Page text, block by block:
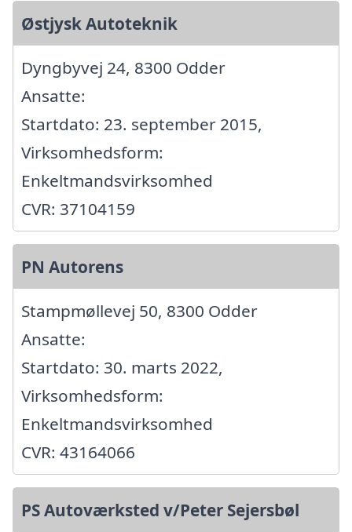
Østjysk Autoteknik
Dyngbyvej 24, 8300 Odder
Ansatte:
Startdato: 23. september 2015,
Virksomhedsform:
Enkeltmandsvirksomhed
CVR: 37104159
PN Autorens
Stampmøllevej 50, 8300 Odder
Ansatte:
Startdato: 30. marts 2022,
Virksomhedsform:
Enkeltmandsvirksomhed
CVR: 43164066
PS Autoværksted v/Peter Sejersbøl